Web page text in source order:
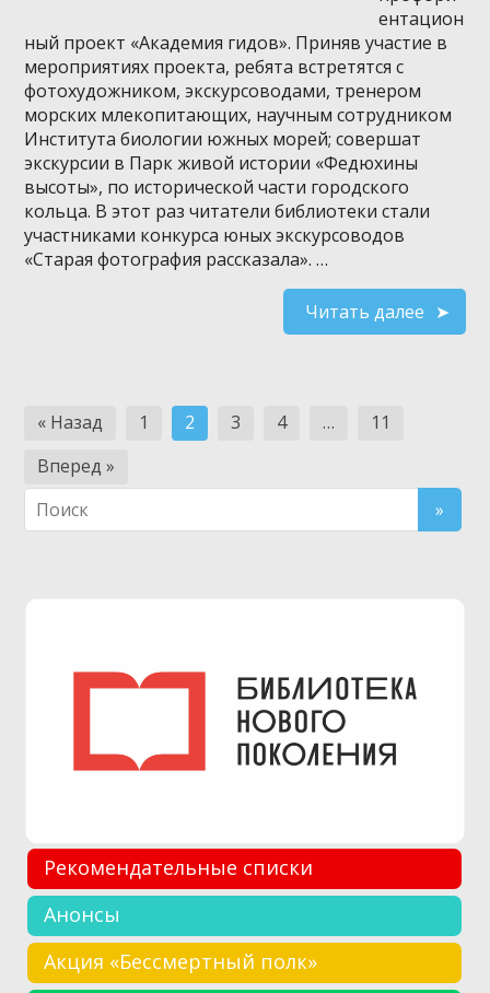
ентацион
ный проект «Академия гидов». Приняв участие в
мероприятиях проекта, ребята встретятся с
фотохудожником, экскурсоводами, тренером
морских млекопитающих, научным сотрудником
Института биологии южных морей; совершат
экскурсии в Парк живой истории «Федюхины
высоты», по исторической части городского
кольца. В этот раз читатели библиотеки стали
участниками конкурса юных экскурсоводов
«Старая фотография рассказала». …
Читать далее
Навигация
по
записям
« Назад 1 2 3 4 …
11
Вперед »
Рекомендательные списки
Анонсы
Акция «Бессмертный полк»